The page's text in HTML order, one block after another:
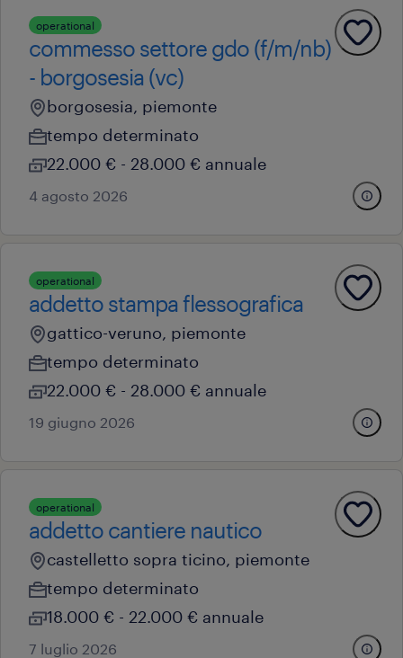
operational
commesso settore gdo (f/m/nb)
- borgosesia (vc)
borgosesia, piemonte
tempo determinato
22.000 € - 28.000 € annuale
4 agosto 2026
operational
addetto stampa flessografica
gattico-veruno, piemonte
tempo determinato
22.000 € - 28.000 € annuale
19 giugno 2026
operational
addetto cantiere nautico
castelletto sopra ticino, piemonte
tempo determinato
18.000 € - 22.000 € annuale
7 luglio 2026